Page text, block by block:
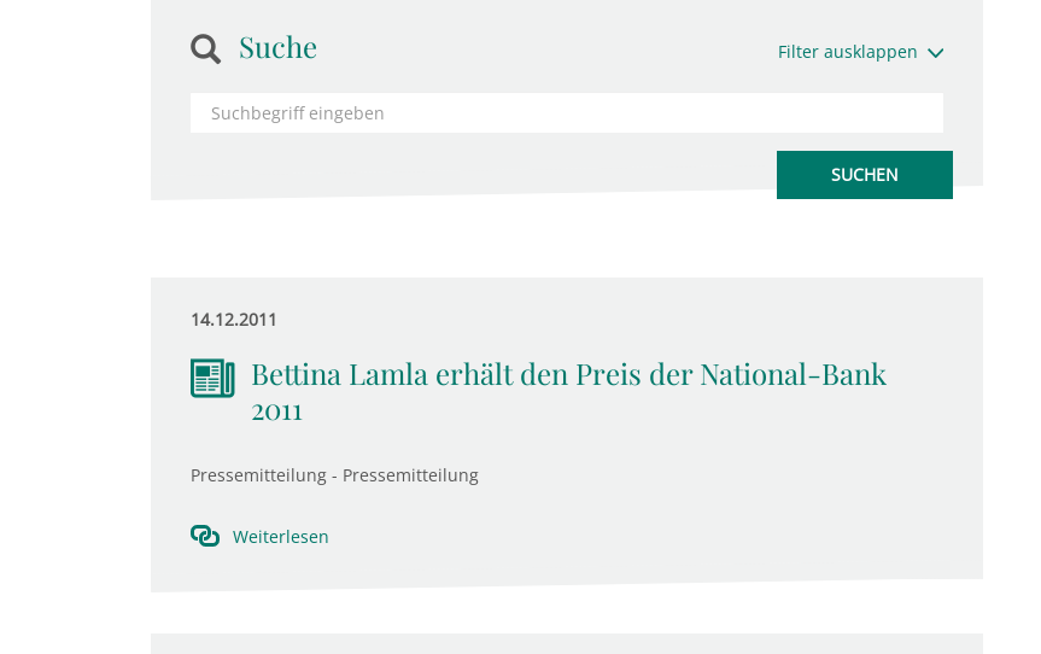
Suche Filter ausklappen
14.12.2011
Bettina Lamla erhält den Preis der National-Bank
2011
Pressemitteilung - Pressemitteilung
Weiterlesen